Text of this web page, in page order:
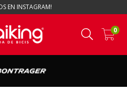
EN INSTAGRAM!
0